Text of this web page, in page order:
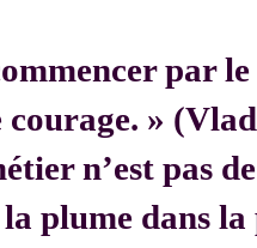
par le
courage. »
n’est pas
plume dans